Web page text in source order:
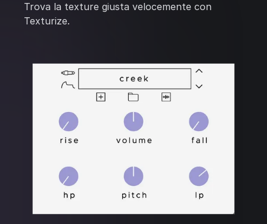
Trova la texture giusta velocemente con
Texturize.